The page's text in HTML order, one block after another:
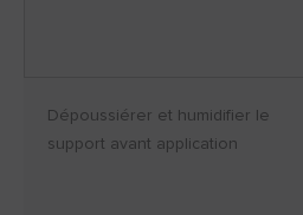
Dépoussiérer et humidifier le
support avant application